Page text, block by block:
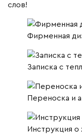
слов!
Фирменная
Записка с
Переноска и
Инструкция о